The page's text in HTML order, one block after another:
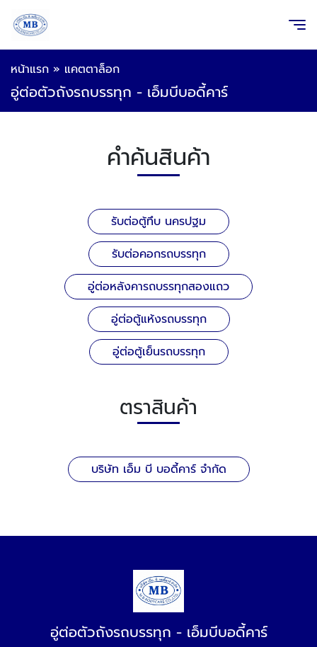
หน้าแรก » แคตตาล็อก
อู่ต่อตัวถังรถบรรทุก - เอ็มบีบอดี้คาร์
คำค้นสินค้า
รับต่อตู้ทึบ นครปฐม
รับต่อคอกรถบรรทุก
อู่ต่อหลังคารถบรรทุกสองแถว
อู่ต่อตู้แห้งรถบรรทุก
อู่ต่อตู้เย็นรถบรรทุก
ตราสินค้า
บริษัท เอ็ม บี บอดี้คาร์ จำกัด
อู่ต่อตัวถังรถบรรทุก - เอ็มบีบอดี้คาร์